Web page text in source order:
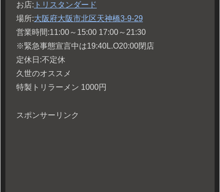
お店: トリスタンダード
場所:大阪府大阪市北区天神橋3-9-29
営業時間:11:00～15:00 17:00～21:30
※緊急事態宣言中は19:40L.O20:00閉店
定休日:不定休
久世のオススメ
特製トリラーメン 1000円
スポンサーリンク